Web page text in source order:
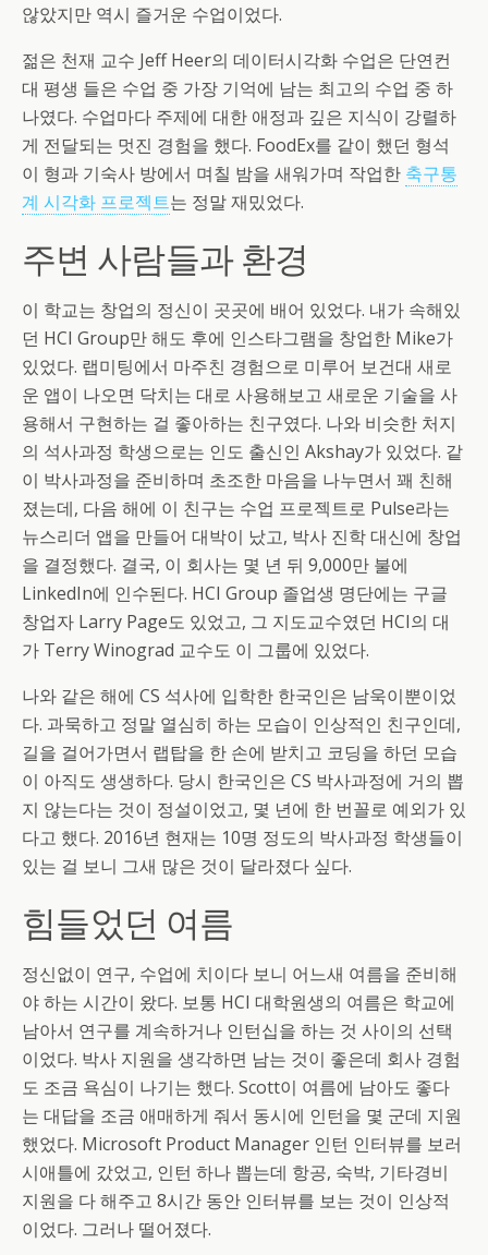
않았지만 역시 즐거운 수업이었다.
젊은 천재 교수 Jeff Heer의 데이터시각화 수업은 단연컨
대 평생 들은 수업 중 가장 기억에 남는 최고의 수업 중 하
나였다. 수업마다 주제에 대한 애정과 깊은 지식이 강렬하
게 전달되는 멋진 경험을 했다. FoodEx를 같이 했던 형석
이 형과 기숙사 방에서 며칠 밤을 새워가며 작업한 축구통
계 시각화 프로젝트는 정말 재밌었다.
주변 사람들과 환경
이 학교는 창업의 정신이 곳곳에 배어 있었다. 내가 속해있
던 HCI Group만 해도 후에 인스타그램을 창업한 Mike가
있었다. 랩미팅에서 마주친 경험으로 미루어 보건대 새로
운 앱이 나오면 닥치는 대로 사용해보고 새로운 기술을 사
용해서 구현하는 걸 좋아하는 친구였다. 나와 비슷한 처지
의 석사과정 학생으로는 인도 출신인 Akshay가 있었다. 같
이 박사과정을 준비하며 초조한 마음을 나누면서 꽤 친해
졌는데, 다음 해에 이 친구는 수업 프로젝트로 Pulse라는
뉴스리더 앱을 만들어 대박이 났고, 박사 진학 대신에 창업
을 결정했다. 결국, 이 회사는 몇 년 뒤 9,000만 불에
LinkedIn에 인수된다. HCI Group 졸업생 명단에는 구글
창업자 Larry Page도 있었고, 그 지도교수였던 HCI의 대
가 Terry Winograd 교수도 이 그룹에 있었다.
나와 같은 해에 CS 석사에 입학한 한국인은 남욱이뿐이었
다. 과묵하고 정말 열심히 하는 모습이 인상적인 친구인데,
길을 걸어가면서 랩탑을 한 손에 받치고 코딩을 하던 모습
이 아직도 생생하다. 당시 한국인은 CS 박사과정에 거의 뽑
지 않는다는 것이 정설이었고, 몇 년에 한 번꼴로 예외가 있
다고 했다. 2016년 현재는 10명 정도의 박사과정 학생들이
있는 걸 보니 그새 많은 것이 달라졌다 싶다.
힘들었던 여름
정신없이 연구, 수업에 치이다 보니 어느새 여름을 준비해
야 하는 시간이 왔다. 보통 HCI 대학원생의 여름은 학교에
남아서 연구를 계속하거나 인턴십을 하는 것 사이의 선택
이었다. 박사 지원을 생각하면 남는 것이 좋은데 회사 경험
도 조금 욕심이 나기는 했다. Scott이 여름에 남아도 좋다
는 대답을 조금 애매하게 줘서 동시에 인턴을 몇 군데 지원
했었다. Microsoft Product Manager 인턴 인터뷰를 보러
시애틀에 갔었고, 인턴 하나 뽑는데 항공, 숙박, 기타경비
지원을 다 해주고 8시간 동안 인터뷰를 보는 것이 인상적
이었다. 그러나 떨어졌다.